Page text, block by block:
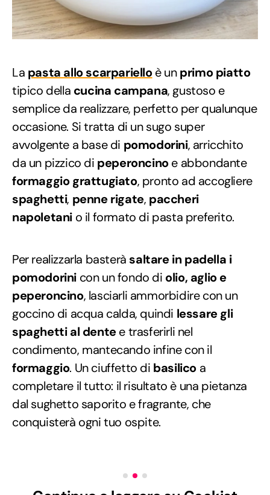
La pasta allo scarparielloè unprimo piatto
tipico della cucina campana, gustoso e
semplice da realizzare, perfetto per qualunque
occasione. Si tratta di un sugo super
avvolgente a base di pomodorini, arricchito
da un pizzico di peperoncinoe abbondante
formaggio grattugiato, pronto ad accogliere
spaghetti, penne rigate, paccheri
napoletani o il formato di pasta preferito.
Per realizzarla basterà saltare in padella i
pomodorini con un fondo di olio, aglio e
peperoncino, lasciarli ammorbidire con un
goccino di acqua calda, quindi lessare gli
spaghetti al dentee trasferirli nel
condimento, mantecando infine con il
formaggio. Un ciuffetto di basilico a
completare il tutto: il risultato è una pietanza
dal sughetto saporito e fragrante, che
conquisterà ogni tuo ospite.